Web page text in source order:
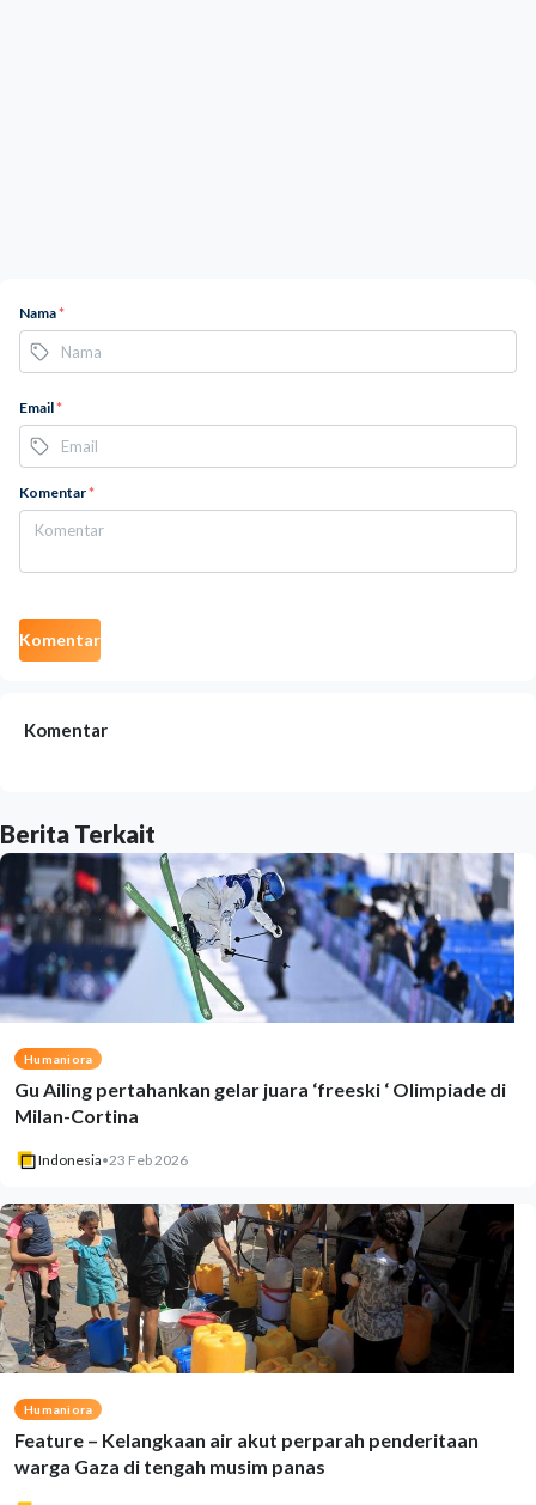
Nama*
Email*
Komentar*
Komentar
Komentar
Berita Terkait
Humaniora
Gu Ailing pertahankan gelar juara ‘freeski ‘ Olimpiade di
Milan-Cortina
Indonesia•23 Feb 2026
Humaniora
Feature – Kelangkaan air akut perparah penderitaan
warga Gaza di tengah musim panas